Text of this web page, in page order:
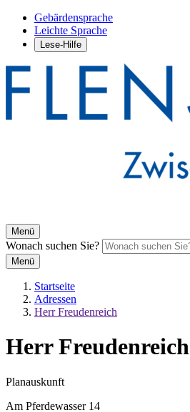
Gebärdensprache
Leichte Sprache
Lese-Hilfe
Menü
Wonach suchen Sie?
Menü
Startseite
Adressen
Herr Freudenreich
Herr Freudenreich
Planauskunft
Am Pferdewasser 14